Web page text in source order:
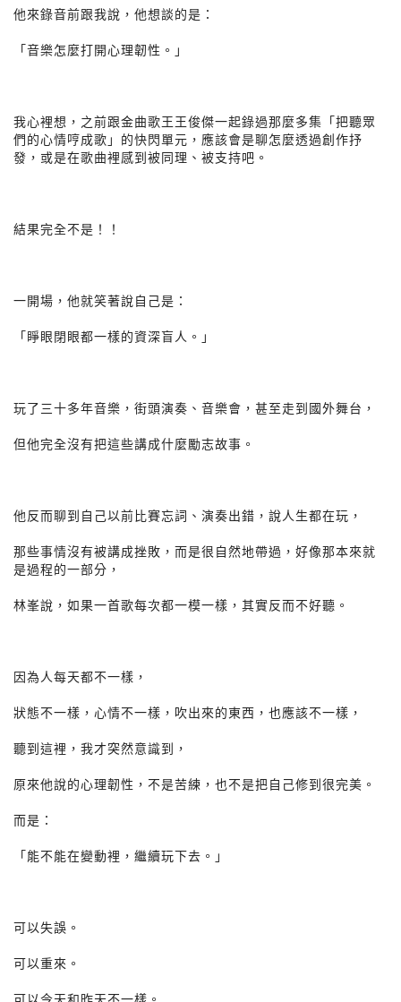
他來錄音前跟我說，他想談的是：
「音樂怎麼打開心理韌性。」
我心裡想，之前跟金曲歌王王俊傑一起錄過那麼多集「把聽眾
們的心情哼成歌」的快閃單元，應該會是聊怎麼透過創作抒
發，或是在歌曲裡感到被同理、被支持吧。
結果完全不是！！
一開場，他就笑著說自己是：
「睜眼閉眼都一樣的資深盲人。」
玩了三十多年音樂，街頭演奏、音樂會，甚至走到國外舞台，
但他完全沒有把這些講成什麼勵志故事。
他反而聊到自己以前比賽忘詞、演奏出錯，說人生都在玩，
那些事情沒有被講成挫敗，而是很自然地帶過，好像那本來就
是過程的一部分，
林峯說，如果一首歌每次都一模一樣，其實反而不好聽。
因為人每天都不一樣，
狀態不一樣，心情不一樣，吹出來的東西，也應該不一樣，
聽到這裡，我才突然意識到，
原來他說的心理韌性，不是苦練，也不是把自己修到很完美。
而是：
「能不能在變動裡，繼續玩下去。」
可以失誤。
可以重來。
可以今天和昨天不一樣。